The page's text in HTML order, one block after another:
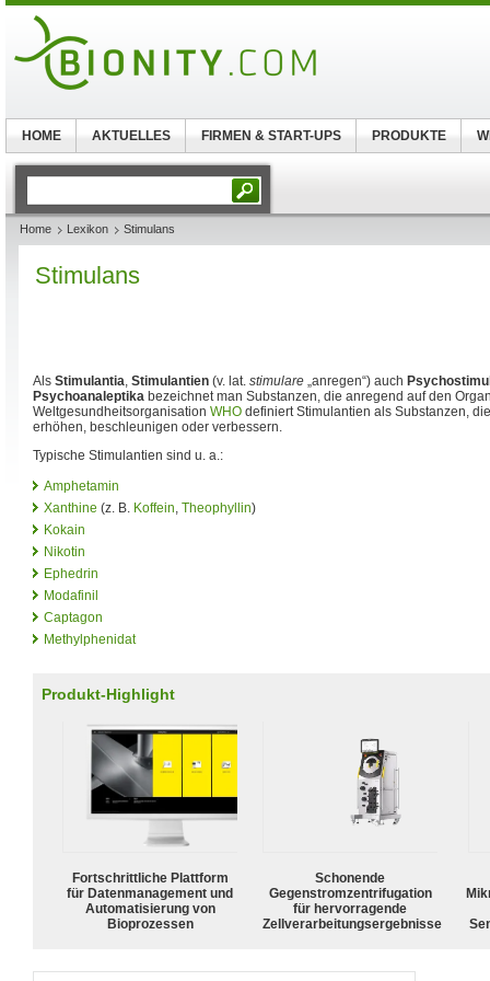
Home Lexikon Stimulans
Stimulans
Als Stimulantia, Stimulantien (v. lat. stimulare „anregen“) auch
Psychoanaleptika bezeichnet man Substanzen, die anregend auf den
Weltgesundheitsorganisation WHO definiert Stimulantien als Substanzen,
erhöhen, beschleunigen oder verbessern.
Typische Stimulantien sind u. a.:
Amphetamin
Xanthine (z. B. Koffein, Theophyllin)
Kokain
Nikotin
Ephedrin
Modafinil
Captagon
Methylphenidat
Produkt-Highlight
Fortschrittliche Plattform
für Datenmanagement und
Automatisierung von
Bioprozessen
Schonende
Gegenstromzentrifugation
für hervorragende
Zellverarbeitungsergebnisse
HOME AKTUELLES FIRMEN & START-UPS PRODUKTE